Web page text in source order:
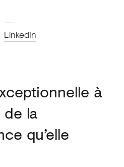
LinkedIn
à
la
qu’elle